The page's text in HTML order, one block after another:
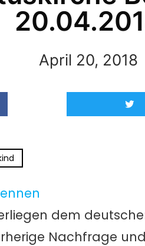
April 20, 2018
dem
Nachfrage